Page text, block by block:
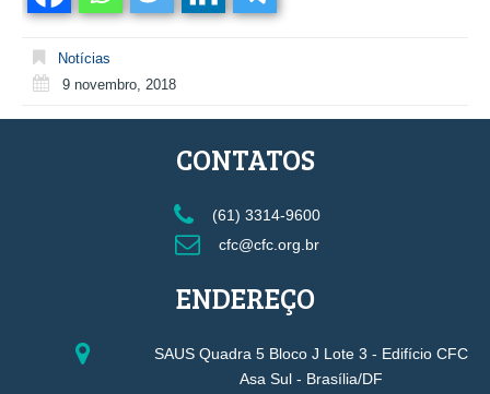
Notícias
9 novembro, 2018
CONTATOS
(61) 3314-9600
cfc@cfc.org.br
ENDEREÇO
SAUS Quadra 5 Bloco J Lote 3 - Edifício CFC
Asa Sul - Brasília/DF